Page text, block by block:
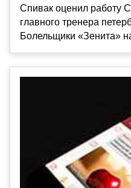
Спивак оценил работу
главного тренера
Болельщики «Зенита»